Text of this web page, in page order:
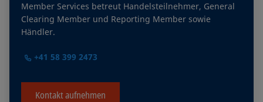
Member Services betreut Handelsteilnehmer, General
Clearing Member und Reporting Member sowie
Händler.
+41 58 399 2473
Kontakt aufnehmen